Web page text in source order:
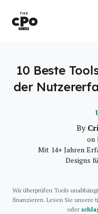
10 Beste
der
By
on
Mit 14+ Jahren
Designs
Wir überprüfen Tools
finanzieren. Lesen Sie unsere
oder